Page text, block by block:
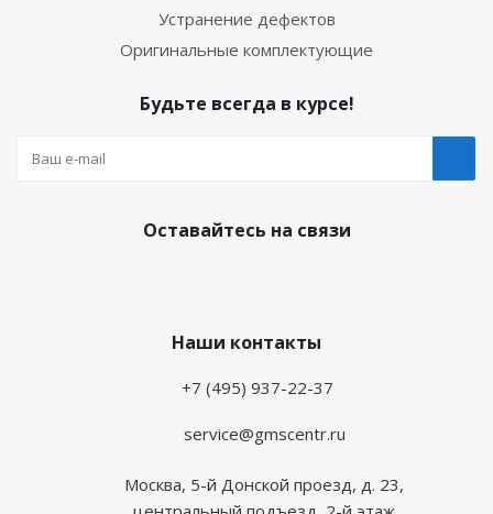
Устранение дефектов
Оригинальные комплектующие
Будьте всегда в курсе!
Оставайтесь на связи
Наши контакты
+7 (495) 937-22-37
service@gmscentr.ru
Москва, 5-й Донской проезд, д. 23,